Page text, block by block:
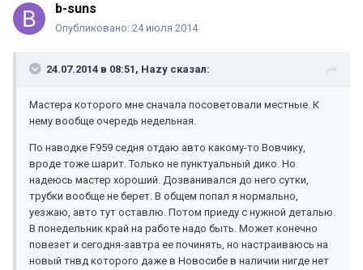
b-suns
Опубликовано: 24 июля 2014
24.07.2014 в 08:51, Hazy сказал:
Мастера которого мне сначала посоветовали местные. К
нему вообще очередь недельная.
По наводке F959 седня отдаю авто какому-то Вовчику,
вроде тоже шарит. Только не пунктуальный дико. Но
надеюсь мастер хороший. Дозванивался до него сутки,
трубки вообще не берет. В общем попал я нормально,
уезжаю, авто тут оставлю. Потом приеду с нужной деталью.
В понедельник край на работе надо быть. Может конечно
повезет и сегодня-завтра ее починять, но настраиваюсь на
новый тнвд которого даже в Новосибе в наличии нигде нет